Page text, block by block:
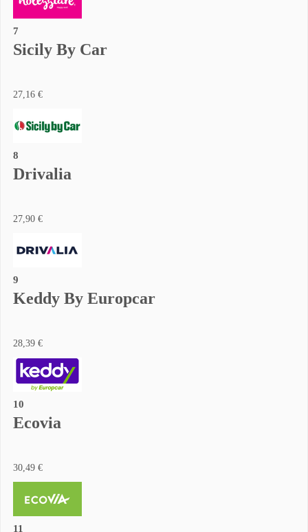
7
Sicily By Car
27,16 €
8
Drivalia
27,90 €
9
Keddy By Europcar
28,39 €
10
Ecovia
30,49 €
11